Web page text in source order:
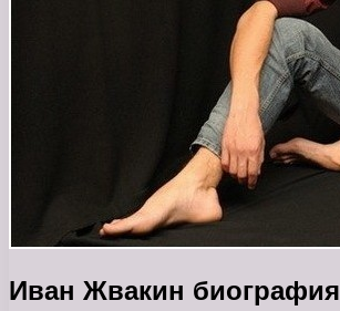
Иван Жвакин биография